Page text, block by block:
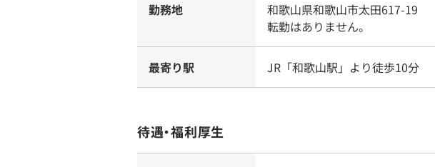
勤務地
和歌山県和歌山市太田617-19
転勤はありません。
最寄り駅 JR「和歌山駅」より徒歩10分
待遇・福利厚生